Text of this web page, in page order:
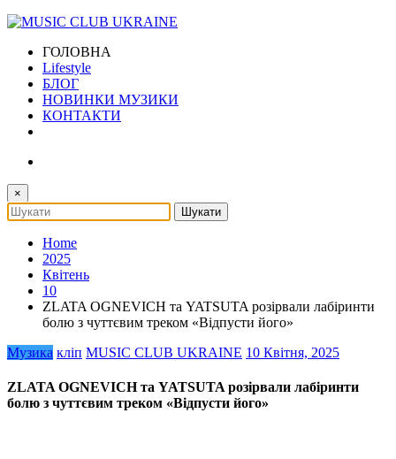
ГОЛОВНА
Lifestyle
БЛОГ
НОВИНКИ МУЗИКИ
КОНТАКТИ
×
Home
2025
Квітень
10
ZLATA OGNEVICH та YATSUTA розірвали лабіринти
болю з чуттєвим треком «Відпусти його»
Музика кліп MUSIC CLUB UKRAINE 10 Квітня, 2025
ZLATA OGNEVICH та YATSUTA розірвали лабіринти
болю з чуттєвим треком «Відпусти його»